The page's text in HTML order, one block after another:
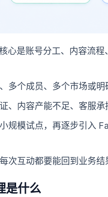
心是账号分工、内容流
多个成员、多个市场或明
、内容产能不足、客服承
规模试点，再逐步引入
次互动都要能回到业务结
是什么